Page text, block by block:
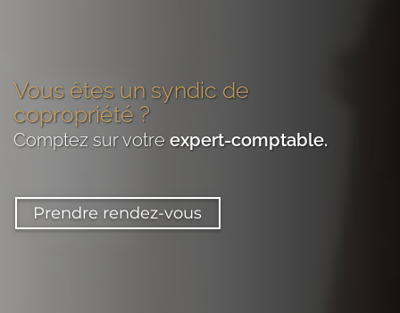
Vous êtes un syndic de
copropriété ?
Comptez sur votre expert-comptable.
Prendre rendez-vous